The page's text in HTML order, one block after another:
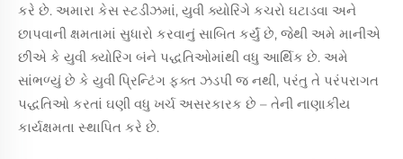
કરે છે. અમારા કેસ સ્ટડીઝમાં, યુવી ક્યોરિંગે કચરો ઘટાડવા અને
છાપવાની ક્ષમતામાં સુધારો કરવાનું સાબિત કર્યું છે, જેથી અમે માનીએ
છીએ કે યુવી ક્યોરિંગ બંને પદ્ધતિઓમાંથી વધુ આર્થિક છે. અમે
સાંભળ્યું છે કે યુવી પ્રિન્ટિંગ ફક્ત ઝડપી જ નથી, પરંતુ તે પરંપરાગત
પદ્ધતિઓ કરતાં ઘણી વધુ ખર્ચ અસરકારક છે – તેની નાણાકીય
કાર્યક્ષમતા સ્થાપિત કરે છે.